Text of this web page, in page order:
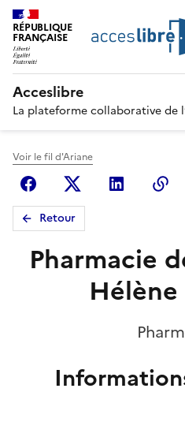
RÉPUBLIQUE
FRANÇAISE
Acceslibre
La plateforme collaborative de
Voir le fil d'Ariane
FacebookX Linkedin
Retour
Pharmacie